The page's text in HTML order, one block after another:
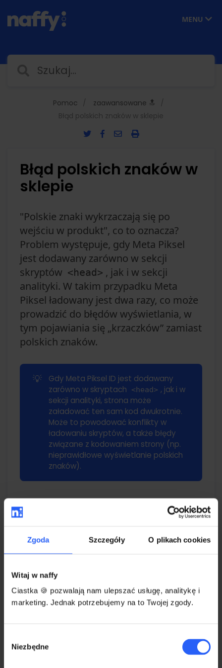
Zgoda Szczegóły O plikach cookies
Witaj w naffy
Ciastka 🍪 pozwalają nam ulepszać usługę, analitykę i
marketing. Jednak potrzebujemy na to Twojej zgody.
zgody
Niezbędne
MENU
Pomoc
zaawansowane 🔝
Błąd polskich znaków w sklepie
Błąd polskich znaków w
sklepie
"Polskie znaki wykrzaczają się po
wejściu w produkt", co to oznacza?
Problem występuje, gdy Meta Piksel
jest dodawany zarówno w sekcji
skryptów <head> , jak i w sekcji
analityki. W takim przypadku Meta
Piksel ładowany jest dwa razy, co może
prowadzić do błędów wyświetlania, w
tym pojawiania się „krzaczków” zamiast
polskich znaków.
💡
Gdy Meta Piksel ID jest dodawany
zarówno w skryptach
<head> , jak i w
sekcji analityki, strona może
załadować ten sam kod dwukrotnie.
Może to powodować konflikty w
ładowaniu skryptów, a także błędy
związane z kodowaniem strony (np.
nieprawidłowe wyświetlanie polskich
znaków).
Jak mogę rozwiązać ten